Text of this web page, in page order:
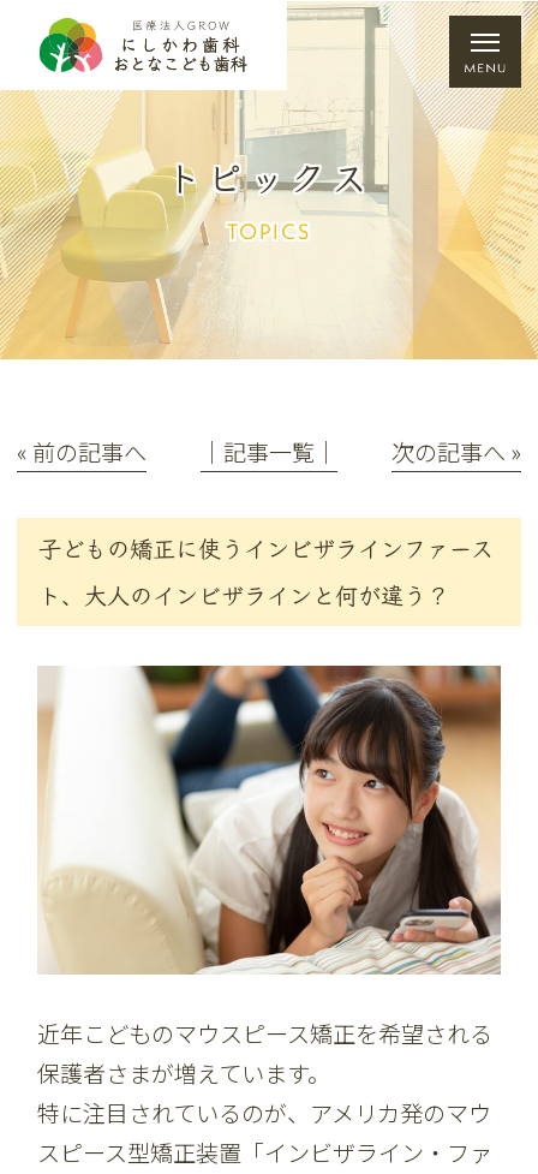
トピックス
TOPICS
« 前の記事へ │記事一覧│ 次の記事へ »
子どもの矯正に使うインビザラインファース
ト、大人のインビザラインと何が違う？
近年こどものマウスピース矯正を希望される
保護者さまが増えています。
特に注目されているのが、アメリカ発のマウ
スピース型矯正装置「インビザライン・ファ